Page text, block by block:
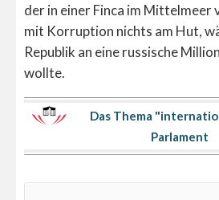
der in einer Finca im Mittelmeer
mit Korruption nichts am Hut,
Republik an eine russische
wollte.
Das Thema
Parlament